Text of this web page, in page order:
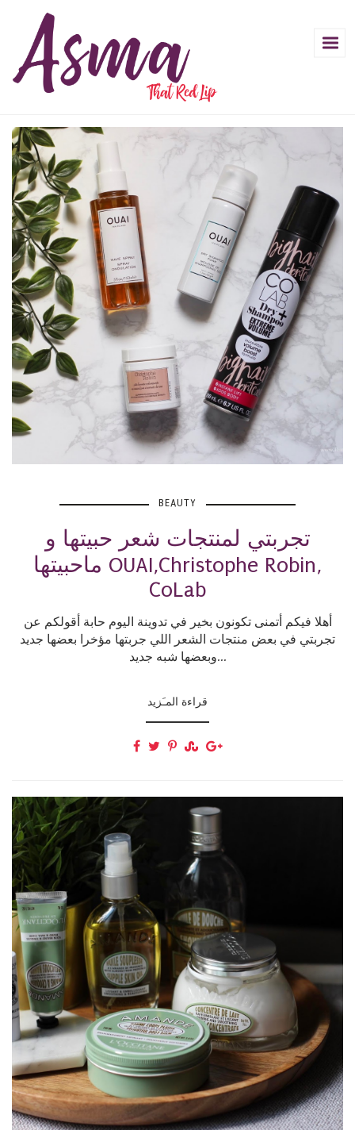
BEAUTY
تجربتي لمنتجات شعر حبيتها و
ماحبيتها OUAI,Christophe Robin,
CoLab
أهلا فيكم أتمنى تكونون بخير في تدوينة اليوم حابة أقولكم عن
تجربتي في بعض منتجات الشعر اللي جربتها مؤخرا بعضها جديد
وبعضها شبه جديد...
قراءة المـَزيد